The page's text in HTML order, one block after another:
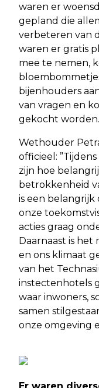
waren er
gepland die
verbeteren van
waren er gratis
mee te nemen,
bijenhouders
van vragen en
gekocht worden.
Wethouder
officieel:
zijn hoe
betrokkenheid
is een belangrijk
onze
acties graag
Daarnaast is het
en ons klimaat
van het
instectenhotels
waar inwoners,
samen
onze omgeving